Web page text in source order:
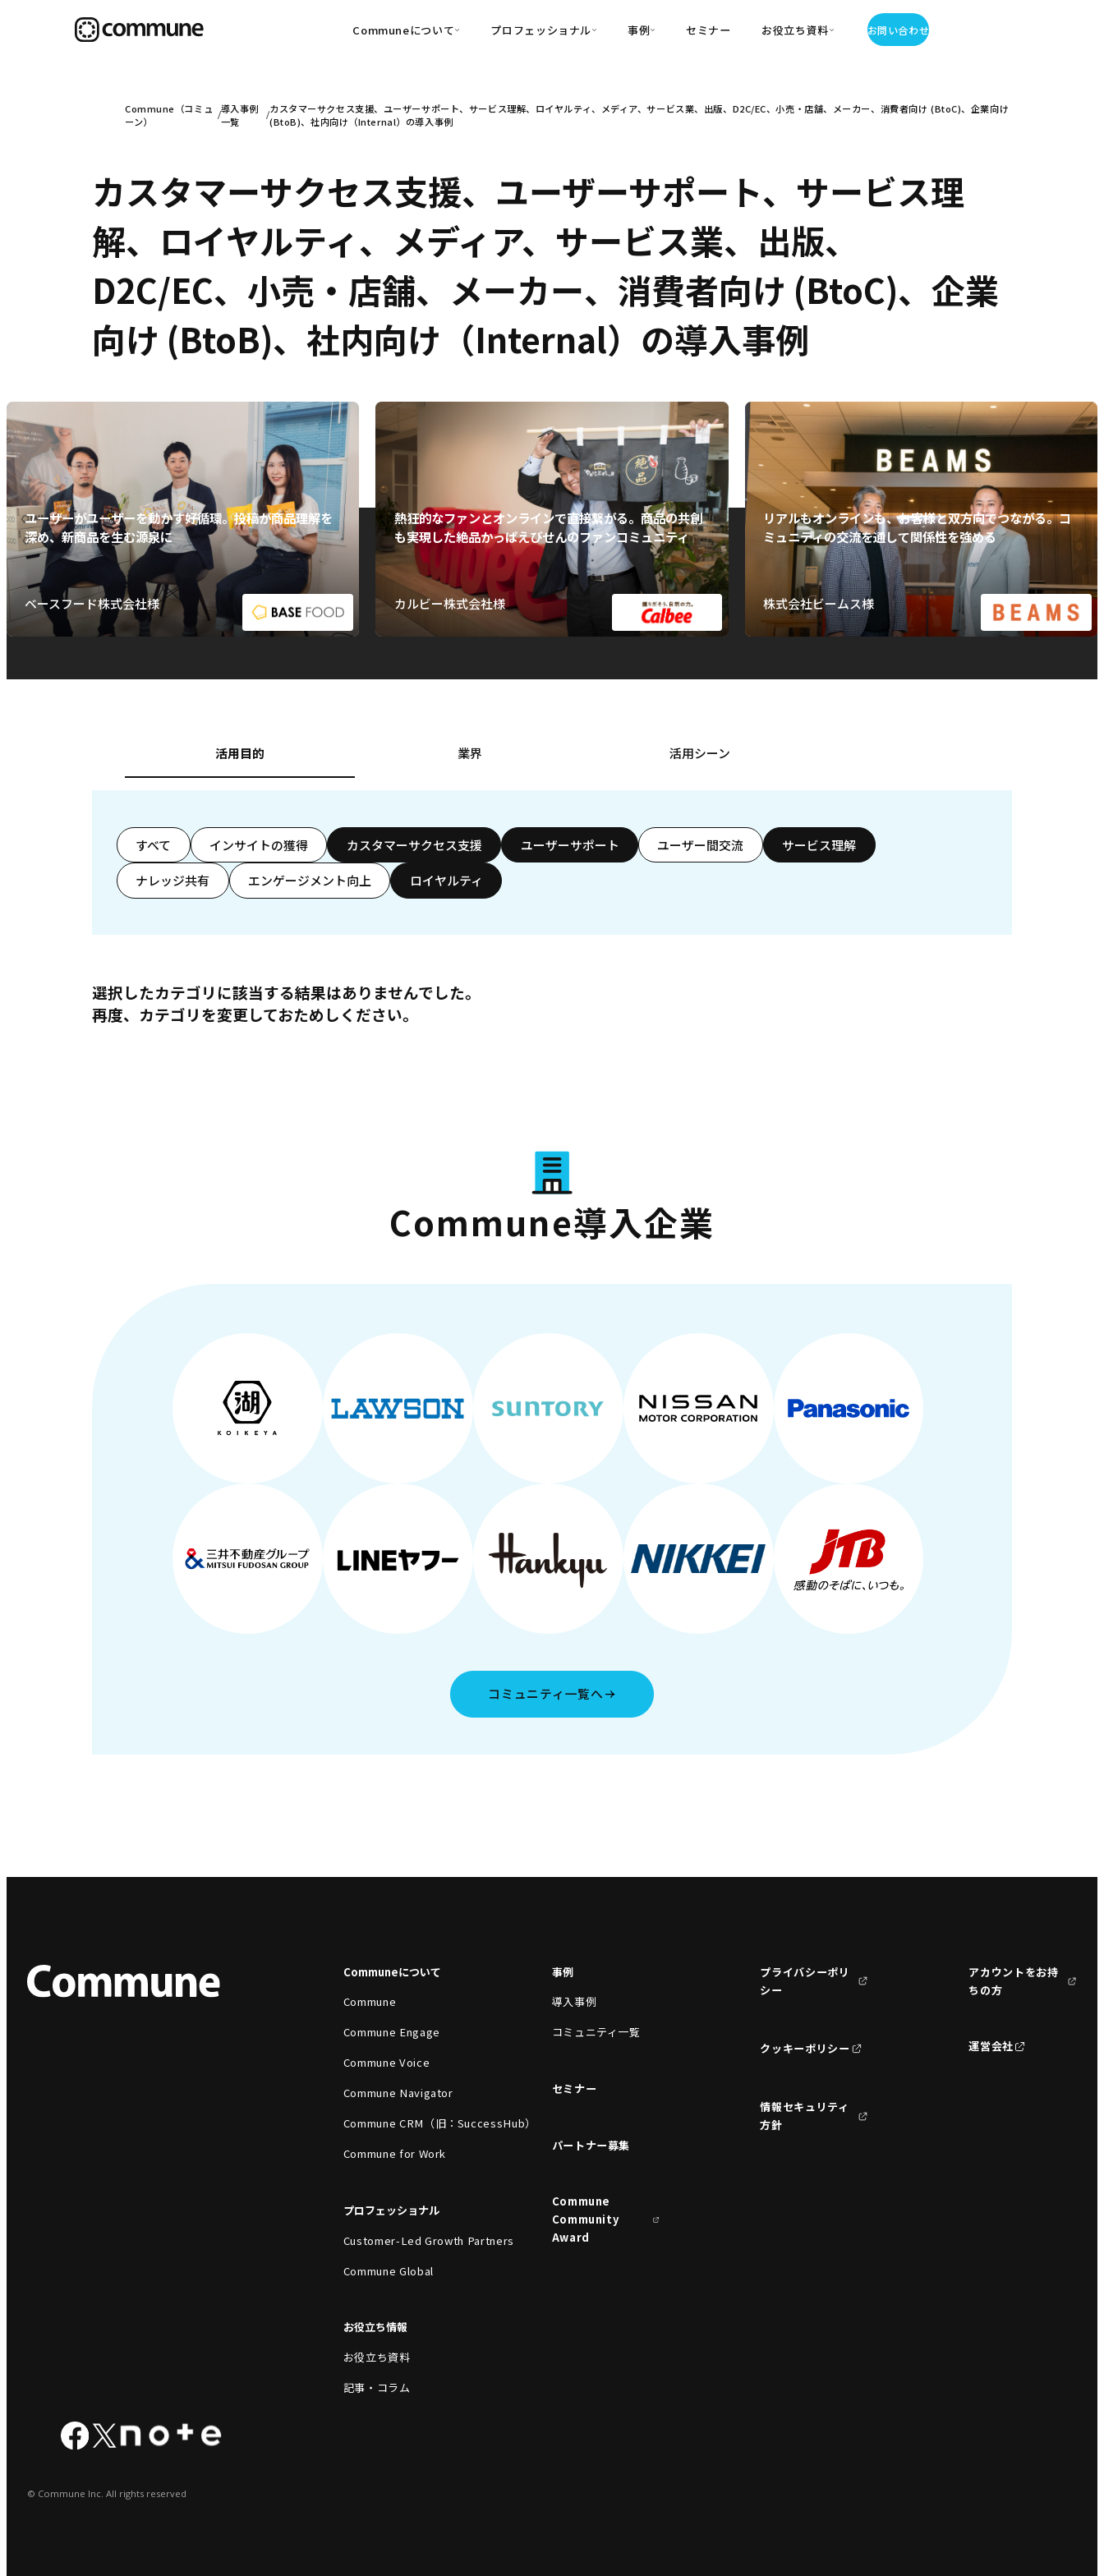
Communeについて
可視化
・Commune Engage
育成
信頼を醸成する信頼起点経営基盤
SuccessHub）
・Commune for Work
プロフェッショナル
・Customer-Led Growth
事例
導入事例
セミナー お役立ち資料
・お役立ち資料
お問い合わせ
Commune（コミュ
ーン）
導入事例
一覧
カスタマーサクセス支援、ユーザーサポート、サービス理解、ロイヤルティ、メディア、サービス業、出版、D2C/EC、小売・店舗、メーカー、消費者向け (BtoC)、企業向け
(BtoB)、社内向け（Internal）の導入事例
カスタマーサクセス支援、ユーザーサポート、サービス理
解、ロイヤルティ、メディア、サービス業、出版、
D2C/EC、小売・店舗、メーカー、消費者向け (BtoC)、企業
向け (BtoB)、社内向け（Internal）の導入事例
ユーザーがユーザーを動かす好循環。投稿が商品理解を
深め、新商品を生む源泉に
ベースフード株式会社様
熱狂的なファンとオンラインで直接繋がる。商品の共創
も実現した絶品かっぱえびせんのファンコミュニティ
カルビー株式会社様
リアルもオンラインも、お客様と双方向でつながる。コ
ミュニティの交流を通して関係性を強める
株式会社ビームス様
活用目的 業界 活用シーン
すべて インサイトの獲得 カスタマーサクセス支援 ユーザーサポート ユーザー間交流 サービス理解
ナレッジ共有 エンゲージメント向上 ロイヤルティ
選択したカテゴリに該当する結果はありませんでした。
再度、カテゴリを変更しておためしください。
Commune導入企業
コミュニティ一覧へ
Communeについて
Commune
Commune Engage
Commune Voice
Commune Navigator
Commune CRM（旧：SuccessHub）
Commune for Work
プロフェッショナル
Customer-Led Growth Partners
Commune Global
お役立ち情報
お役立ち資料
記事・コラム
事例
導入事例
コミュニティ一覧
セミナー
パートナー募集
Commune
Community
Award
プライバシーポリ
シー
クッキーポリシー
情報セキュリティ
方針
アカウントをお持
ちの方
運営会社
© Commune Inc. All rights reserved